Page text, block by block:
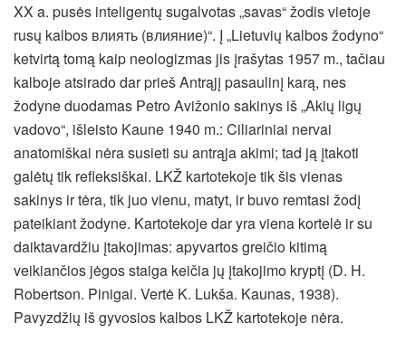
XX a. pusės inteligentų sugalvotas „savas“ žodis vietoje
rusų kalbos влиять (влияние)“. Į „Lietuvių kalbos žodyno“
ketvirtą tomą kaip neologizmas jis įrašytas 1957 m., tačiau
kalboje atsirado dar prieš Antrąjį pasaulinį karą, nes
žodyne duodamas Petro Avižonio sakinys iš „Akių ligų
vadovo“, išleisto Kaune 1940 m.: Ciliariniai nervai
anatomiškai nėra susieti su antrąja akimi; tad ją įtakoti
galėtų tik refleksiškai. LKŽ kartotekoje tik šis vienas
sakinys ir tėra, tik juo vienu, matyt, ir buvo remtasi žodį
pateikiant žodyne. Kartotekoje dar yra viena kortelė ir su
daiktavardžiu įtakojimas: apyvartos greičio kitimą
veikiančios jėgos staiga keičia jų įtakojimo kryptį (D. H.
Robertson. Pinigai. Vertė K. Lukša. Kaunas, 1938).
Pavyzdžių iš gyvosios kalbos LKŽ kartotekoje nėra.